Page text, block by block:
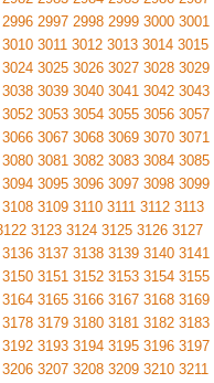
2996 2997 2998 2999 3000 3001
3010 3011 3012 3013 3014 3015
3024 3025 3026 3027 3028 3029
3038 3039 3040 3041 3042 3043
3052 3053 3054 3055 3056 3057
3066 3067 3068 3069 3070 3071
3080 3081 3082 3083 3084 3085
3094 3095 3096 3097 3098 3099
3108 3109 3110 3111 3112 3113
3123 3124 3125 3126 3127
3136 3137 3138 3139 3140 3141
3150 3151 3152 3153 3154 3155
3164 3165 3166 3167 3168 3169
3178 3179 3180 3181 3182 3183
3192 3193 3194 3195 3196 3197
3206 3207 3208 3209 3210 3211